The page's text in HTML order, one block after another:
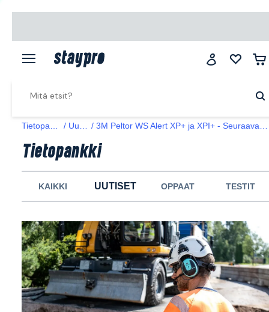
Uutiset 3M Peltor WS Alert XP+ ja XPI+ - Seuraavaa sukupolvea varten
Tietopankki
KAIKKI UUTISET OPPAAT TESTIT